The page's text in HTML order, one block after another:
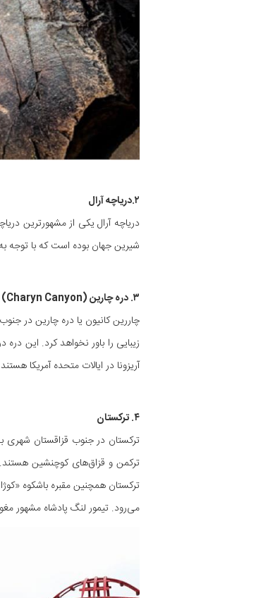
۲.دریاچه آرال
دریاچه آرال یکی از مشهورترین
شیرین جهان بوده است که با توجه
۳. دره چارین (Charyn Canyon)
چاررین کانیون یا دره چارین در
آریزونا در ایالات متحده آمریکا
۴. ترکستان
ترکستان در جنوب قزاقستان شهری
ترکمن و قزاق‌های کوچنشین
ترکستان همچنین مقبره باشکوه
می‌رود. تیمور لنگ پادشاه مشهور